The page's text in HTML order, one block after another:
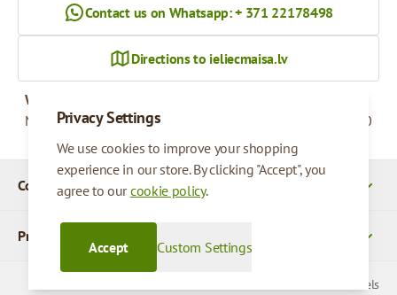
Privacy Settings
We use cookies to improve your shopping
experience in our store. By clicking "Accept", you
agree to ourcookie policy.
Custom Settings
Accept
Company Details
Products
Contact us on Whatsapp: + 371 22178498
Directions to ieliecmaisa.lv
Working hours
Monday - Friday
09:00 - 17:00
© 2026 SIA Parcels